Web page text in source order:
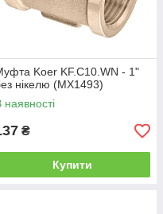
Koer KF.C10.WN - 1"
нікелю (MX1493)
наявності
₴
Купити